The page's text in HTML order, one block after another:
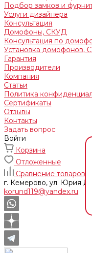
Подбор замков и
Услуги дизайнера
Консультация
Домофоны, СКУД
Консультация по
Установка домофонов,
Гарантия
Производители
Компания
Статьи
Политика
Сертификаты
Отзывы
Контакты
Задать вопрос
Войти
Корзина
Отложенные
Сравнение товаров
г. Кемерово, ул. Юрия
korund119@yandex.ru